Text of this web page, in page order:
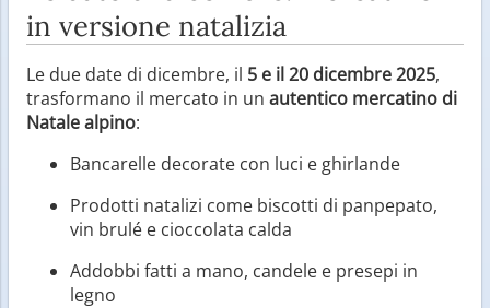
in versione natalizia
Le due date di dicembre, il 5 e il 20 dicembre 2025,
trasformano il mercato in un autentico mercatino di
Natale alpino:
Bancarelle decorate con luci e ghirlande
Prodotti natalizi come biscotti di panpepato,
vin brulé e cioccolata calda
Addobbi fatti a mano, candele e presepi in
legno